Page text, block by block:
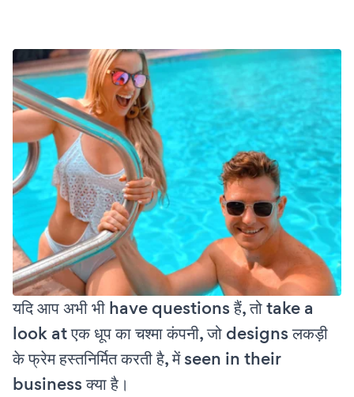
यदि आप अभी भी have questions हैं, तो take a
look at एक धूप का चश्मा कंपनी, जो designs लकड़ी
के फ्रेम हस्तनिर्मित करती है, में seen in their
business क्या है।